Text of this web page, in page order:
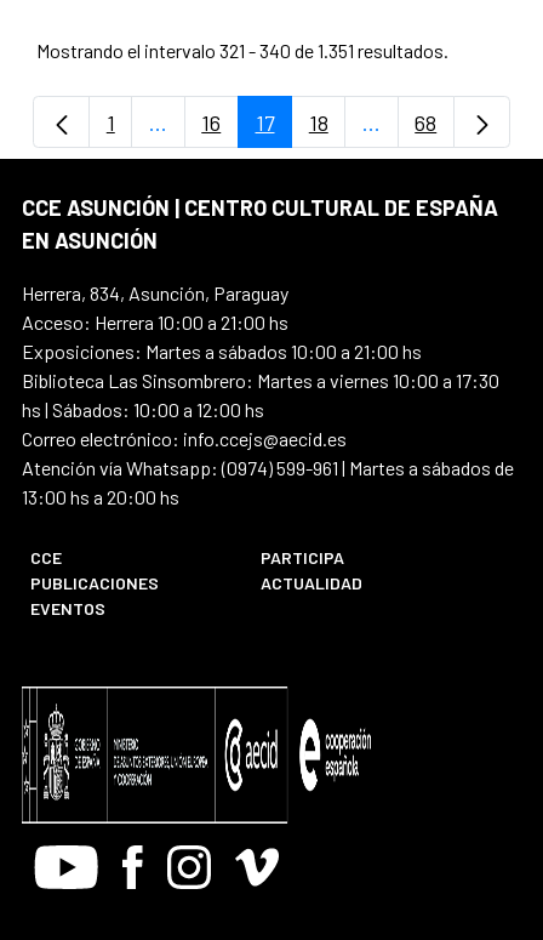
Mostrando el intervalo 321 - 340 de 1.351 resultados.
Página
1 ...Páginas intermedias Use TAB para
Página
16 Página
17 Página
18 ...PáginasPágina
68
CCE ASUNCIÓN | CENTRO CULTURAL DE ESPAÑA
EN ASUNCIÓN
Herrera, 834, Asunción, Paraguay
Acceso: Herrera 10:00 a 21:00 hs
Exposiciones: Martes a sábados 10:00 a 21:00 hs
Biblioteca Las Sinsombrero: Martes a viernes 10:00 a 17:30
hs | Sábados: 10:00 a 12:00 hs
Correo electrónico: info.ccejs@aecid.es
Atención vía Whatsapp: (0974) 599-961 | Martes a sábados de
13:00 hs a 20:00 hs
CCE
PARTICIPA
PUBLICACIONES
ACTUALIDAD
EVENTOS
Youtube FacebookInstagram
Vimeo